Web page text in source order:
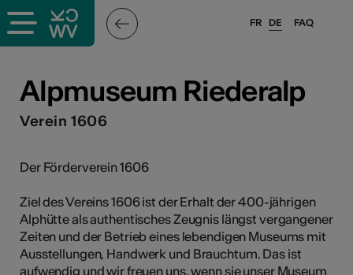
FAQ
FR DE
Alpmuseum Riederalp
Verein 1606
Der Förderverein 1606
Ziel des Vereins 1606 ist der Erhalt der 400-jährigen
Alphütte als authentisches Zeugnis längst vergangener
Zeiten und der Betrieb eines lebendigen Museums mit
Ausstellungen, Handwerk und Brauchtum. Das ist
aufwendig und wir freuen uns, wenn sie unser Museum